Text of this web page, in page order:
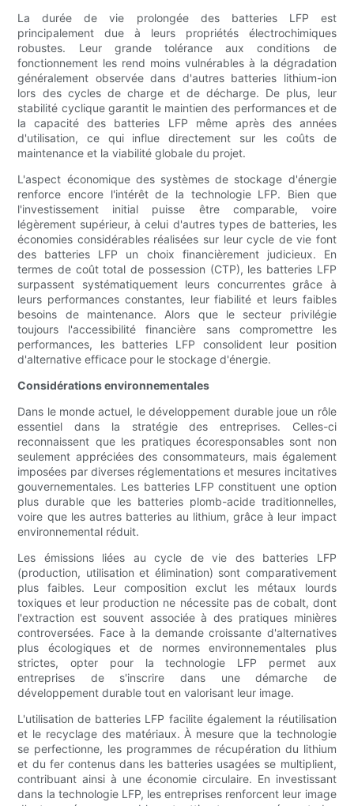
La durée de vie prolongée des batteries LFP est
principalement due à leurs propriétés électrochimiques
robustes. Leur grande tolérance aux conditions de
fonctionnement les rend moins vulnérables à la dégradation
généralement observée dans d'autres batteries lithium-ion
lors des cycles de charge et de décharge. De plus, leur
stabilité cyclique garantit le maintien des performances et de
la capacité des batteries LFP même après des années
d'utilisation, ce qui influe directement sur les coûts de
maintenance et la viabilité globale du projet.
L'aspect économique des systèmes de stockage d'énergie
renforce encore l'intérêt de la technologie LFP. Bien que
l'investissement initial puisse être comparable, voire
légèrement supérieur, à celui d'autres types de batteries, les
économies considérables réalisées sur leur cycle de vie font
des batteries LFP un choix financièrement judicieux. En
termes de coût total de possession (CTP), les batteries LFP
surpassent systématiquement leurs concurrentes grâce à
leurs performances constantes, leur fiabilité et leurs faibles
besoins de maintenance. Alors que le secteur privilégie
toujours l'accessibilité financière sans compromettre les
performances, les batteries LFP consolident leur position
d'alternative efficace pour le stockage d'énergie.
Considérations environnementales
Dans le monde actuel, le développement durable joue un rôle
essentiel dans la stratégie des entreprises. Celles-ci
reconnaissent que les pratiques écoresponsables sont non
seulement appréciées des consommateurs, mais également
imposées par diverses réglementations et mesures incitatives
gouvernementales. Les batteries LFP constituent une option
plus durable que les batteries plomb-acide traditionnelles,
voire que les autres batteries au lithium, grâce à leur impact
environnemental réduit.
Les émissions liées au cycle de vie des batteries LFP
(production, utilisation et élimination) sont comparativement
plus faibles. Leur composition exclut les métaux lourds
toxiques et leur production ne nécessite pas de cobalt, dont
l'extraction est souvent associée à des pratiques minières
controversées. Face à la demande croissante d'alternatives
plus écologiques et de normes environnementales plus
strictes, opter pour la technologie LFP permet aux
entreprises de s'inscrire dans une démarche de
développement durable tout en valorisant leur image.
L'utilisation de batteries LFP facilite également la réutilisation
et le recyclage des matériaux. À mesure que la technologie
se perfectionne, les programmes de récupération du lithium
et du fer contenus dans les batteries usagées se multiplient,
contribuant ainsi à une économie circulaire. En investissant
dans la technologie LFP, les entreprises renforcent leur image